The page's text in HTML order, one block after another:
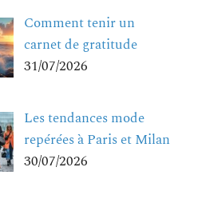
Comment tenir un
carnet de gratitude
31/07/2026
Les tendances mode
repérées à Paris et Milan
30/07/2026